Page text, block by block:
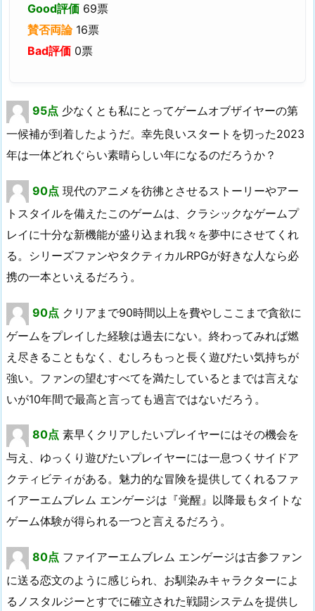
Good評価 69票
賛否両論16票
Bad評価 0票
95点 少なくとも私にとってゲームオブザイヤーの第
一候補が到着したようだ。幸先良いスタートを切った2023
年は一体どれぐらい素晴らしい年になるのだろうか？
90点 現代のアニメを彷彿とさせるストーリーやアー
トスタイルを備えたこのゲームは、クラシックなゲームプ
レイに十分な新機能が盛り込まれ我々を夢中にさせてくれ
る。シリーズファンやタクティカルRPGが好きな人なら必
携の一本といえるだろう。
90点 クリアまで90時間以上を費やしここまで貪欲に
ゲームをプレイした経験は過去にない。終わってみれば燃
え尽きることもなく、むしろもっと長く遊びたい気持ちが
強い。ファンの望むすべてを満たしているとまでは言えな
いが10年間で最高と言っても過言ではないだろう。
80点 素早くクリアしたいプレイヤーにはその機会を
与え、ゆっくり遊びたいプレイヤーには一息つくサイドア
クティビティがある。魅力的な冒険を提供してくれるファ
イアーエムブレム エンゲージは『覚醒』以降最もタイトな
ゲーム体験が得られる一つと言えるだろう。
80点 ファイアーエムブレム エンゲージは古参ファン
に送る恋文のように感じられ、お馴染みキャラクターによ
るノスタルジーとすでに確立された戦闘システムを提供し